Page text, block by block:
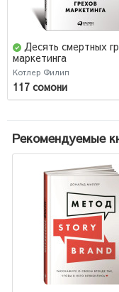
Десять смертных
маркетинга
Котлер Филип
117 сомони
Рекомендуемые